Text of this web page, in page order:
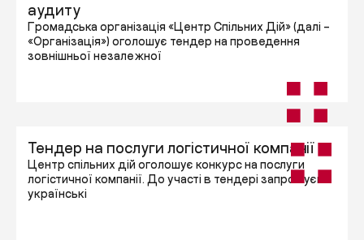
аудиту
Громадська організація «Центр Спільних Дій» (далі –
«Організація») оголошує тендер на проведення
зовнішньої незалежної
Тендер на послуги логістичної компанії
Центр спільних дій оголошує конкурс на послуги
логістичної компанії. До участі в тендері запрошуємо
українські